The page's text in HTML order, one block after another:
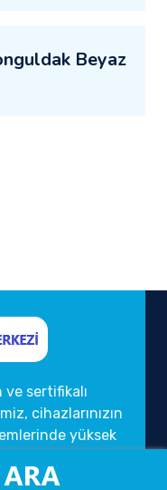
Beyaz
ve sertifikalı
cihazlarınızın
yüksek
Kaliteli
memnuniyeti ve